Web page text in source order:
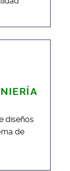
diseños
de